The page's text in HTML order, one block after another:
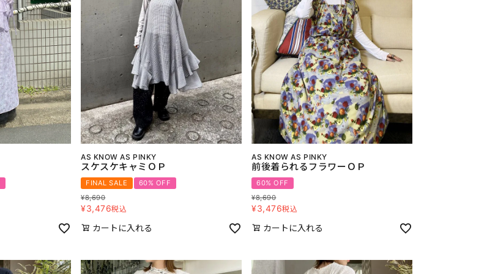
AS KNOW AS PINKY
スケスケキャミＯＰ
FINAL SALE
60% OFF
¥8,690
¥3,476税込
カートに入れる
AS KNOW AS PINKY
前後着られるフラワーＯＰ
60% OFF
¥8,690
¥3,476税込
カートに入れる